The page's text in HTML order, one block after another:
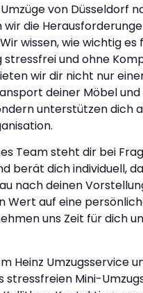
von Düsseldorf
wir die
wissen, wie wichtig es
stressfrei und ohne
wir dir nicht nur
deiner Möbel und
unterstützen dich
Team steht dir bei
berät dich individuell,
nach deinen
Wert auf eine
uns Zeit für dich
Heinz Umzugsservice
stressfreien Mini-